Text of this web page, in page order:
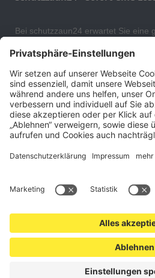
Bei schutzzaun24 erwartet Sie eine
auch Ihr Wohngebäude optimal
können. An unserem Versandlager
Sortiment von Lagerartikeln, welche
versandbereit sind.
Cookie-Einstellungen
© 2026